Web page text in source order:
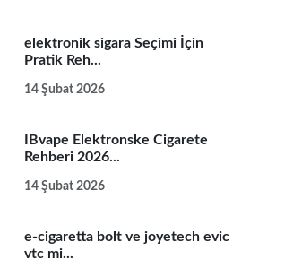
elektronik sigara Seçimi İçin
Pratik Reh...
14 Şubat 2026
IBvape Elektronske Cigarete
Rehberi 2026...
14 Şubat 2026
e-cigaretta bolt ve joyetech evic
vtc mi...